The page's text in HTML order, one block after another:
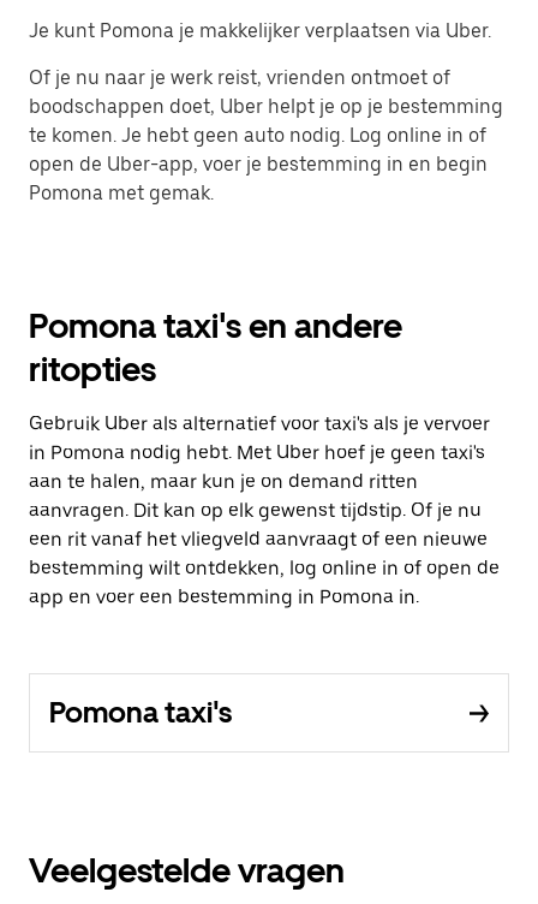
Je kunt Pomona je makkelijker verplaatsen via Uber.
Of je nu naar je werk reist, vrienden ontmoet of
boodschappen doet, Uber helpt je op je bestemming
te komen. Je hebt geen auto nodig. Log online in of
open de Uber-app, voer je bestemming in en begin
Pomona met gemak.
Pomona taxi's en andere
ritopties
Gebruik Uber als alternatief voor taxi's als je vervoer
in Pomona nodig hebt. Met Uber hoef je geen taxi's
aan te halen, maar kun je on demand ritten
aanvragen. Dit kan op elk gewenst tijdstip. Of je nu
een rit vanaf het vliegveld aanvraagt of een nieuwe
bestemming wilt ontdekken, log online in of open de
app en voer een bestemming in Pomona in.
Pomona taxi's
Veelgestelde vragen